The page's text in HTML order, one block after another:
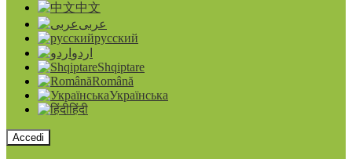
中文
عربى
русский
اردو
Shqiptare
Română
Українська
हिंदी
Accedi